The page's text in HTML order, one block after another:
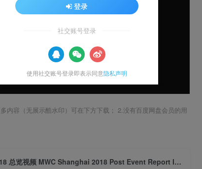
内容（无展示酷水印）可在下方下载； 2.没有百度网盘会员的用
MWCS2018 总览视频 MWC Shanghai 2018 Post Event Report Introduction
登录
社交账号登录
使用社交账号登录即表示同意隐私声明